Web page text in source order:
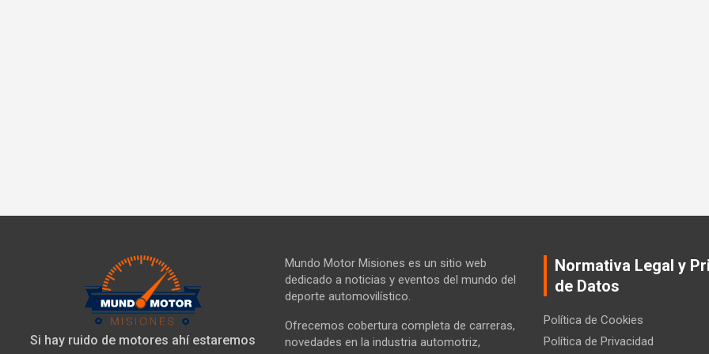
Si hay ruido de motores ahí estaremos
Mundo Motor Misiones es un sitio web
dedicado a noticias y eventos del mundo del
deporte automovilístico.
Ofrecemos cobertura completa de carreras,
novedades en la industria automotriz,
Normativa Legal y
de Datos
Política de Cookies
Política de Privacidad